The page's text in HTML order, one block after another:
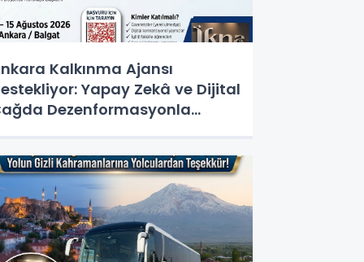
Kalkınma Ajansı
Yapay Zekâ ve Dijital
Dezenformasyonla